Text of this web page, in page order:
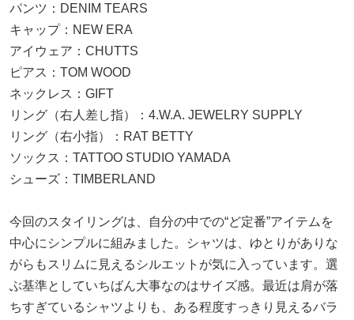
パンツ：DENIM TEARS
キャップ：NEW ERA
アイウェア：CHUTTS
ピアス：TOM WOOD
ネックレス：GIFT
リング（右人差し指）：4.W.A. JEWELRY SUPPLY
リング（右小指）：RAT BETTY
ソックス：TATTOO STUDIO YAMADA
シューズ：TIMBERLAND
今回のスタイリングは、自分の中での“ど定番”アイテムを
中心にシンプルに組みました。シャツは、ゆとりがありな
がらもスリムに見えるシルエットが気に入っています。選
ぶ基準としていちばん大事なのはサイズ感。最近は肩が落
ちすぎているシャツよりも、ある程度すっきり見えるバラ